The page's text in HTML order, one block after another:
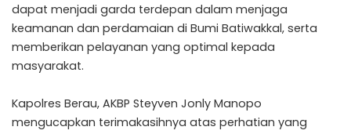
dapat menjadi garda terdepan dalam menjaga
keamanan dan perdamaian di Bumi Batiwakkal, serta
memberikan pelayanan yang optimal kepada
masyarakat.
Kapolres Berau, AKBP Steyven Jonly Manopo
mengucapkan terimakasihnya atas perhatian yang